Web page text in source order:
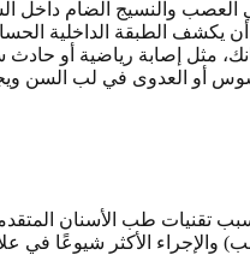
العصب والنسيج الضام داخل
أن يكشف الطبقة الداخلية
مثل إصابة رياضية أو حادث
أو العدوى في لب السن
تقنيات طب الأسنان
الأكثر شيوعًا في